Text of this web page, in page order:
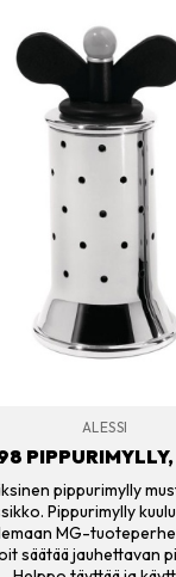
ALESSI
PIPPURIMYLLY,
pippurimylly
Pippurimylly
MG-
säätää jauhettavan